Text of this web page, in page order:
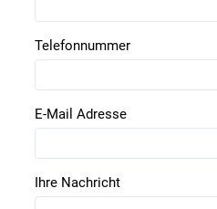
Telefonnummer
E-Mail Adresse
Ihre Nachricht